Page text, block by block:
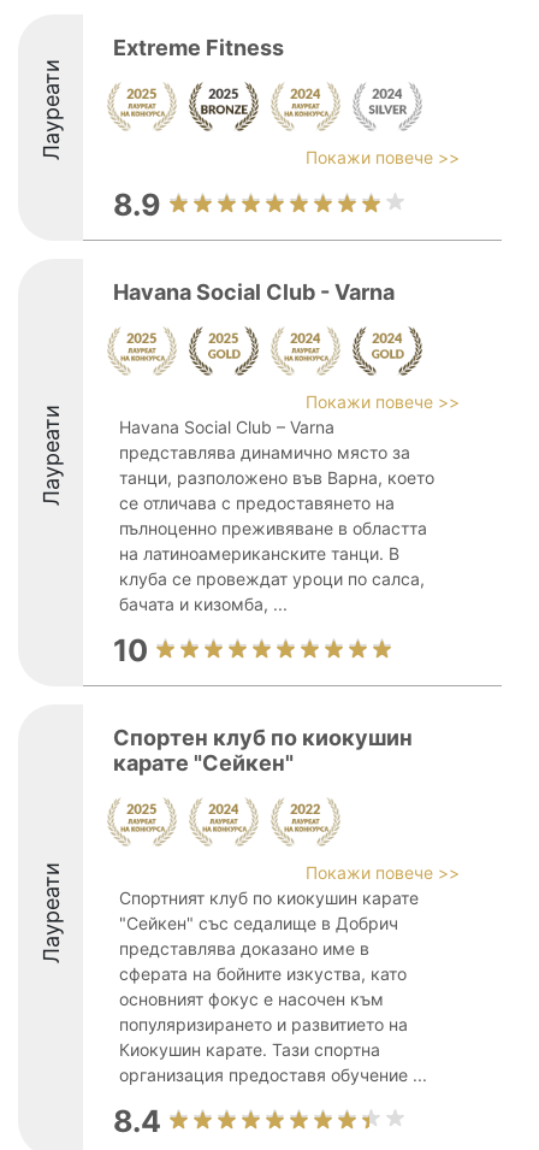
Лауреати
Extreme Fitness
Покажи повече >>
8.9
Лауреати
Havana Social Club - Varna
Покажи повече >>
Havana Social Club – Varna
представлява динамично място за
танци, разположено във Варна, което
се отличава с предоставянето на
пълноценно преживяване в областта
на латиноамериканските танци. В
клуба се провеждат уроци по салса,
бачата и кизомба, ...
10
Лауреати
Спортен клуб по киокушин
карате "Сейкен"
Покажи повече >>
Спортният клуб по киокушин карате
"Сейкен" със седалище в Добрич
представлява доказано име в
сферата на бойните изкуства, като
основният фокус е насочен към
популяризирането и развитието на
Киокушин карате. Тази спортна
организация предоставя обучение ...
8.4